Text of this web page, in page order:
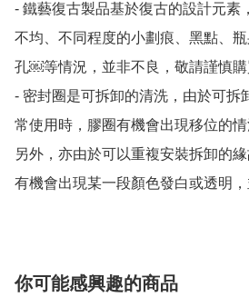
- 鐵藝復古製品基於復古的設計元素
不均、不同程度的小劃痕、黑點、
孔￼等情況，並非不良，敬請謹慎購
- 密封圈是可拆卸的清洗，由於可拆
常使用時，膠圈有機會出現移位的情
另外，亦由於可以重複安裝拆卸的
有機會出現某一段顏色發白或透明
你可能感興趣的商品